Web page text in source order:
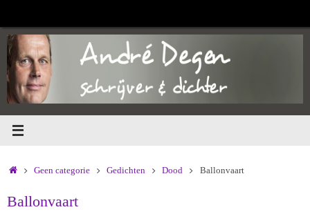
de
inhoud
HomeGeen categorie Gedichten Dood Ballonvaart
Ballonvaart